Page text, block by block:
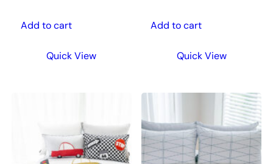
Add to cart
Quick View
Add to cart
Quick View